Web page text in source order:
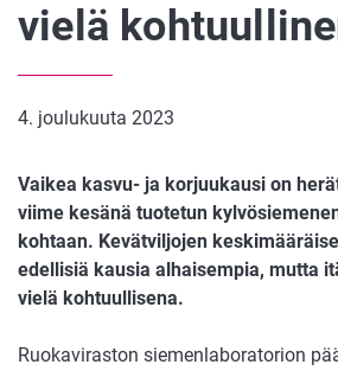
vielä
4. joulukuuta 2023
Vaikea kasvu- ja korjuukausi on
viime kesänä tuotetun
kohtaan. Kevätviljojen
edellisiä kausia alhaisempia, mutta
vielä kohtuullisena.
Ruokaviraston siemenlaboratorion